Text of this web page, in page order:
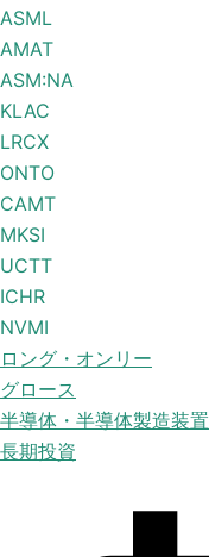
ASML
AMAT
ASM:NA
KLAC
LRCX
ONTO
CAMT
MKSI
UCTT
ICHR
NVMI
ロング・オンリー
グロース
半導体・半導体製造装置
長期投資